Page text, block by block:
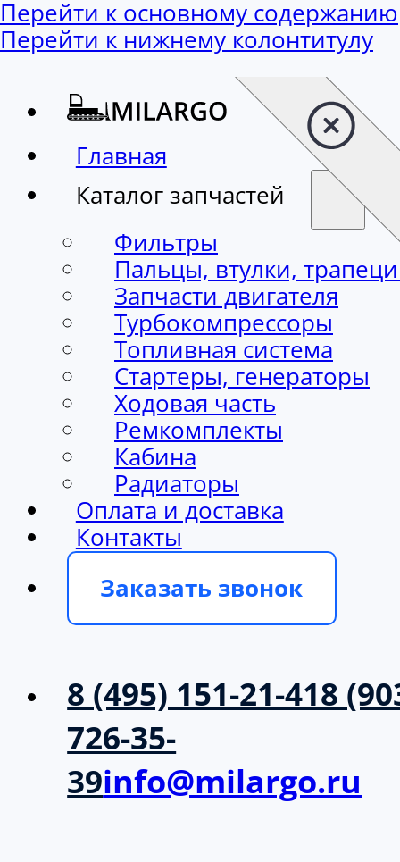
Перейти к основному содержанию
Перейти к нижнему колонтитулу
Главная
Каталог запчастей
Фильтры
Пальцы, втулки,
Запчасти двигателя
Турбокомпрессоры
Топливная система
Стартеры, генераторы
Ходовая часть
Ремкомплекты
Кабина
Радиаторы
Оплата и доставка
Контакты
Заказать звонок
8 (495) 151-21-418
726-35-
39info@milargo.ru